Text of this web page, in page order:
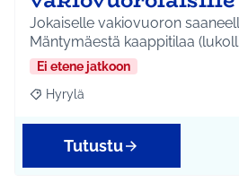
Jokaiselle vakiovuoron
Mäntymäestä kaappitilaa
Ei etene jatkoon
Rajaa tulokset aihepiirin mukaan:
Hyrylä
Tutustu